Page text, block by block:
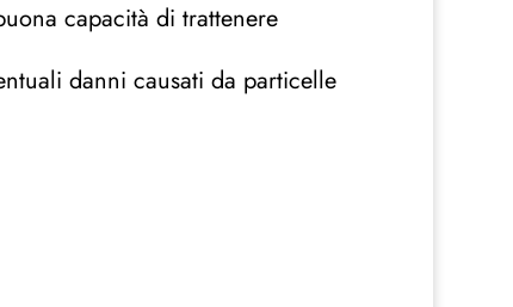
capacità di trattenere
danni causati da particelle